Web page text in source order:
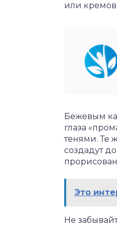
или
Бежевым
глаза
тенями. Те
создадут
Это
Не